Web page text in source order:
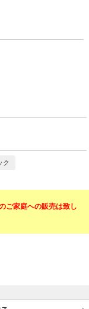
ク
ご家庭への販売は致し